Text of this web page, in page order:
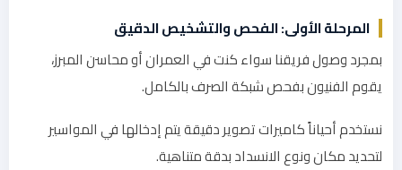
المرحلة الأولى: الفحص والتشخيص الدقيق
بمجرد وصول فريقنا سواء كنت في العمران أو محاسن المبرز،
يقوم الفنيون بفحص شبكة الصرف بالكامل.
نستخدم أحياناً كاميرات تصوير دقيقة يتم إدخالها في المواسير
لتحديد مكان ونوع الانسداد بدقة متناهية.